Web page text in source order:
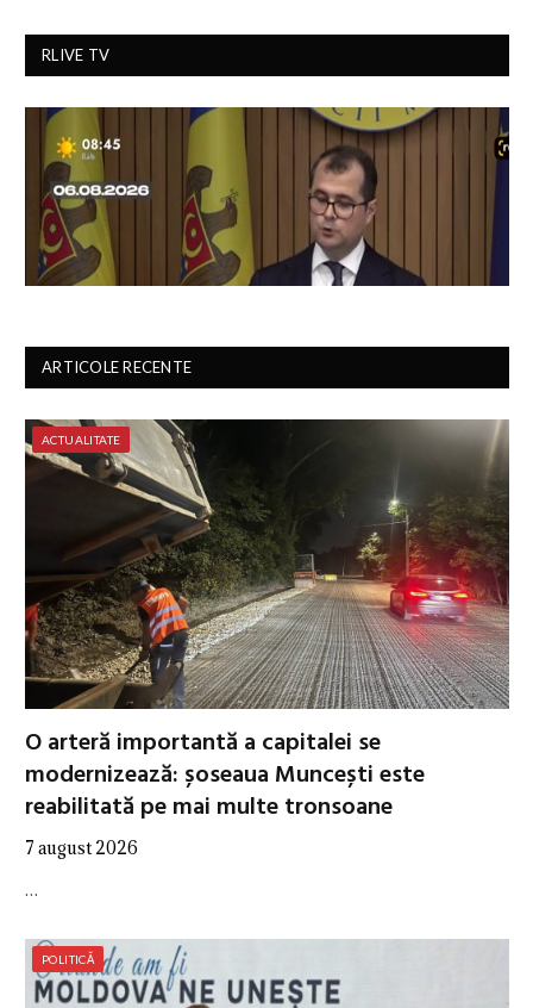
RLIVE TV
ARTICOLE RECENTE
ACTUALITATE
O arteră importantă a capitalei se
modernizează: șoseaua Muncești este
reabilitată pe mai multe tronsoane
7 august 2026
…
POLITICĂ